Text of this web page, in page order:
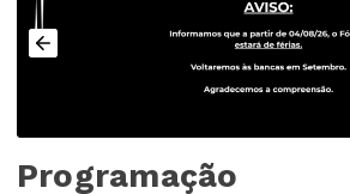
Programação